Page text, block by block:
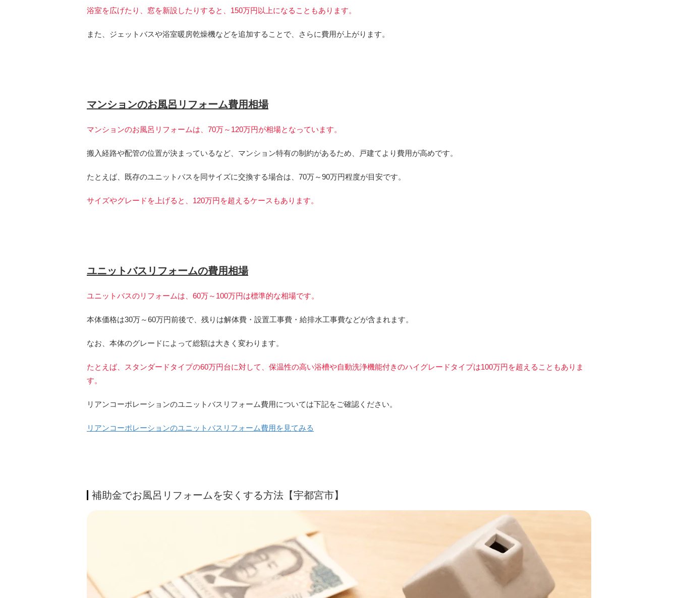
浴室を広げたり、窓を新設したりすると、150万円以上になることもあります。
また、ジェットバスや浴室暖房乾燥機などを追加することで、さらに費用が上がります。
マンションのお風呂リフォーム費用相場
マンションのお風呂リフォームは、70万～120万円が相場となっています。
搬入経路や配管の位置が決まっているなど、マンション特有の制約があるため、戸建てより費用が高めです。
たとえば、既存のユニットバスを同サイズに交換する場合は、70万～90万円程度が目安です。
サイズやグレードを上げると、120万円を超えるケースもあります。
ユニットバスリフォームの費用相場
ユニットバスのリフォームは、60万～100万円は標準的な相場です。
本体価格は30万～60万円前後で、残りは解体費・設置工事費・給排水工事費などが含まれます。
なお、本体のグレードによって総額は大きく変わります。
たとえば、スタンダードタイプの60万円台に対して、保温性の高い浴槽や自動洗浄機能付きのハイグレードタイプは100万円を超えることもありま
す。
リアンコーポレーションのユニットバスリフォーム費用については下記をご確認ください。
リアンコーポレーションのユニットバスリフォーム費用を見てみる
補助金でお風呂リフォームを安くする方法【宇都宮市】